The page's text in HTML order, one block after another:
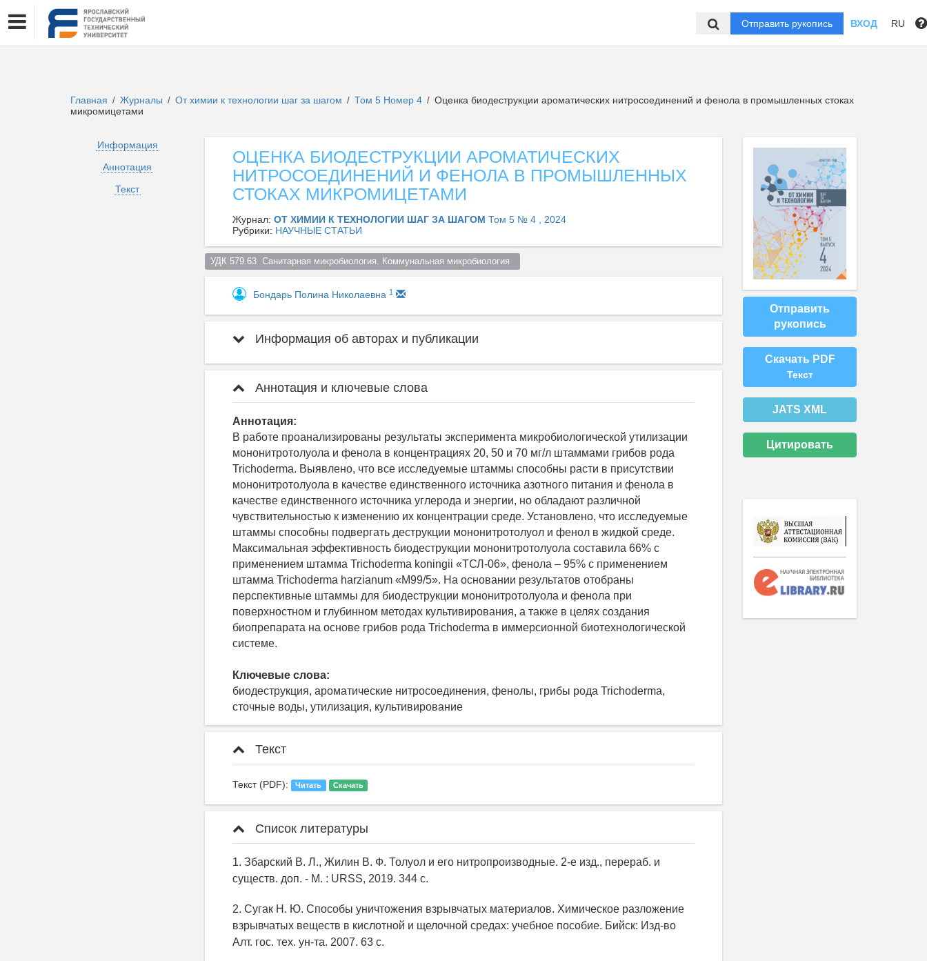
Отправить рукопись ВХОД RU
Главная / Журналы / От химии к технологии шаг за шагом / Том 5 Номер 4 / Оценка биодеструкции ароматических нитросоединений и фенола в промышленных стоках
микромицетами
Информация
Аннотация
Текст
ОЦЕНКА БИОДЕСТРУКЦИИ АРОМАТИЧЕСКИХ
НИТРОСОЕДИНЕНИЙ И ФЕНОЛА В ПРОМЫШЛЕННЫХ
СТОКАХ МИКРОМИЦЕТАМИ
Журнал: ОТ ХИМИИ К ТЕХНОЛОГИИ ШАГ ЗА ШАГОМ Том 5 № 4 , 2024
Рубрики: НАУЧНЫЕ СТАТЬИ
УДК 579.63  Санитарная микробиология. Коммунальная микробиология
Бондарь Полина Николаевна 1
Информация об авторах и публикации
Аннотация и ключевые слова
Аннотация:
В работе проанализированы результаты эксперимента микробиологической утилизации
мононитротолуола и фенола в концентрациях 20, 50 и 70 мг/л штаммами грибов рода
Trichoderma. Выявлено, что все исследуемые штаммы способны расти в присутствии
мононитротолуола в качестве единственного источника азотного питания и фенола в
качестве единственного источника углерода и энергии, но обладают различной
чувствительностью к изменению их концентрации среде. Установлено, что исследуемые
штаммы способны подвергать деструкции мононитротолуол и фенол в жидкой среде.
Максимальная эффективность биодеструкции мононитротолуола составила 66% с
применением штамма Trichoderma koningii «ТСЛ-06», фенола – 95% с применением
штамма Trichoderma harzianum «M99/5». На основании результатов отобраны
перспективные штаммы для биодеструкции мононитротолуола и фенола при
поверхностном и глубинном методах культивирования, а также в целях создания
биопрепарата на основе грибов рода Trichoderma в иммерсионной биотехнологической
системе.
Ключевые слова:
биодеструкция, ароматические нитросоединения, фенолы, грибы рода Trichoderma,
сточные воды, утилизация, культивирование
Текст
Текст (PDF): Читать Скачать
Список литературы
1. Збарский В. Л., Жилин В. Ф. Толуол и его нитропроизводные. 2-е изд., перераб. и
существ. доп. - М. : URSS, 2019. 344 с.
2. Сугак Н. Ю. Способы уничтожения взрывчатых материалов. Химическое разложение
взрывчатых веществ в кислотной и щелочной средах: учебное пособие. Бийск: Изд-во
Алт. гос. тех. ун-та. 2007. 63 с.
Отправить
рукопись
Скачать PDF
Текст
JATS XML
Цитировать